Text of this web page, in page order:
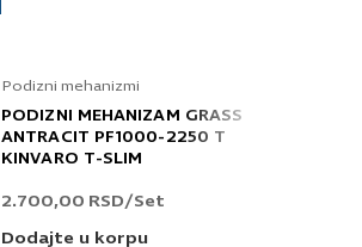
Podizni mehanizmi
PODIZNI MEHANIZAM GRASS
ANTRACIT PF1000-2250 T
KINVARO T-SLIM
2.700,00 RSD/Set
Dodajte u korpu